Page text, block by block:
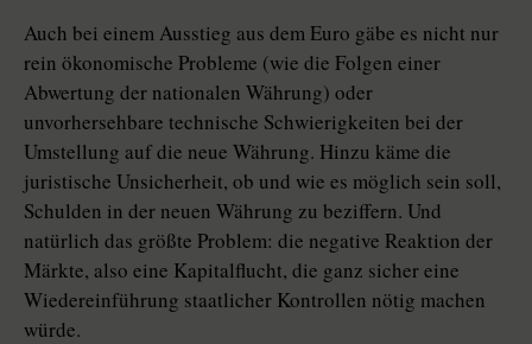
Auch bei einem Ausstieg aus dem Euro gäbe es nicht nur
rein ökonomische Probleme (wie die Folgen einer
Abwertung der nationalen Währung) oder
unvorhersehbare technische Schwierigkeiten bei der
Umstellung auf die neue Währung. Hinzu käme die
juristische Unsicherheit, ob und wie es möglich sein soll,
Schulden in der ­neuen Währung zu beziffern. Und
natürlich das größte Problem: die negative Reaktion der
Märkte, also eine Kapitalflucht, die ganz sicher eine
Wiedereinführung staatlicher Kontrollen nötig machen
würde.